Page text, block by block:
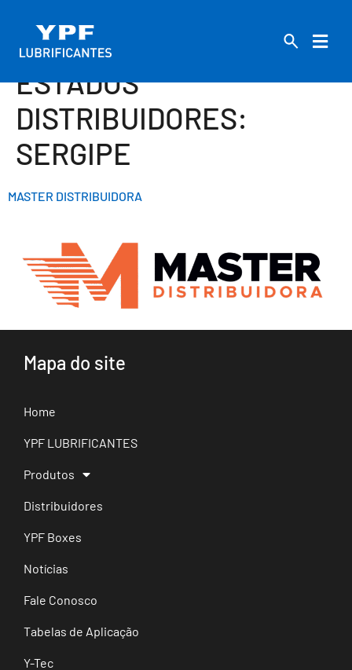
ESTADOS
DISTRIBUIDORES:
SERGIPE
MASTER DISTRIBUIDORA
Mapa do site
Home
YPF LUBRIFICANTES
Produtos
Distribuidores
YPF Boxes
Notícias
Fale Conosco
Tabelas de Aplicação
Y-Tec